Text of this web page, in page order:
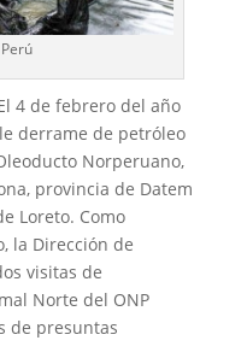
4 de febrero del año
derrame de petróleo
Norperuano,
provincia de Datem
Loreto. Como
la Dirección de
visitas de
Norte del ONP
de presuntas